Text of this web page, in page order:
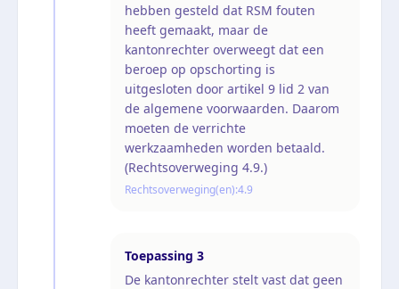
hebben gesteld dat RSM fouten
heeft gemaakt, maar de
kantonrechter overweegt dat een
beroep op opschorting is
uitgesloten door artikel 9 lid 2 van
de algemene voorwaarden. Daarom
moeten de verrichte
werkzaamheden worden betaald.
(Rechtsoverweging 4.9.)
Rechtsoverweging(en):4.9
Toepassing 3
De kantonrechter stelt vast dat geen